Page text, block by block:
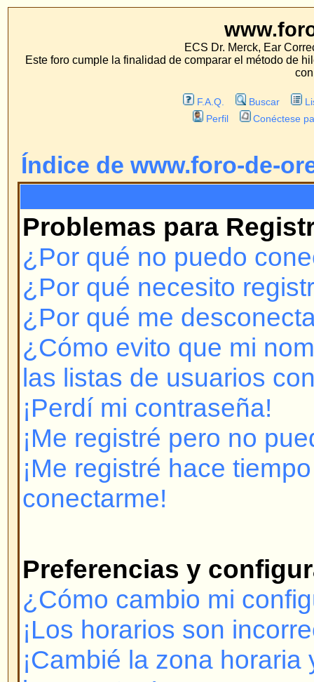
www.foro-de-
ECS Dr. Merck, Ear Correction System,
Este foro cumple la finalidad de comparar el método de hilo con los
con estos métodos.
Lista de Miembros
Índice de www.foro-de-orejas.com
Problemas para Registrarse y
¿Por qué necesito registrarme?
¿Por qué me desconecta
¿Cómo evito que mi nombre de
las listas de usuarios
¡Perdí mi contraseña!
¡Me registré pero no puedo
¡Me registré hace tiempo pero
conectarme!
Preferencias y configuración
¿Cómo cambio mi
¡Los horarios son incorrectos!
¡Cambié la zona horaria y las
¡Mi idioma no está en la lista!
¿Cómo muestro una imagen
usuario?
¿Cómo cambio mi rango?
Cuando pulso en el enlace para
usuario me pide nombre de